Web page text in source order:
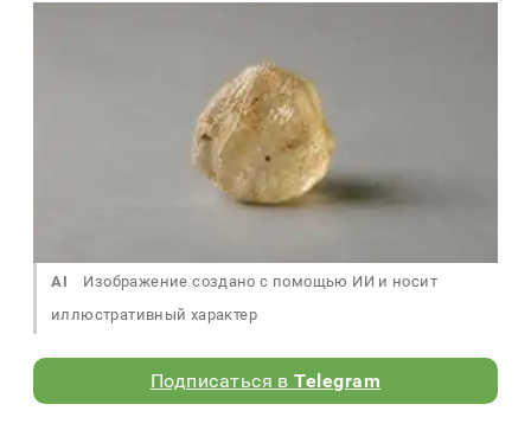
AI
Изображение создано с помощью ИИ и носит
иллюстративный характер
Подписаться вTelegram